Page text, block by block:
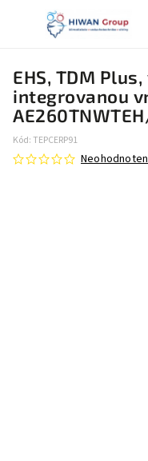
EHS, TDM
integrovanou
Kód:TEPCERP91